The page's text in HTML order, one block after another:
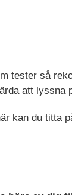
tester så
att lyssna
kan du titta